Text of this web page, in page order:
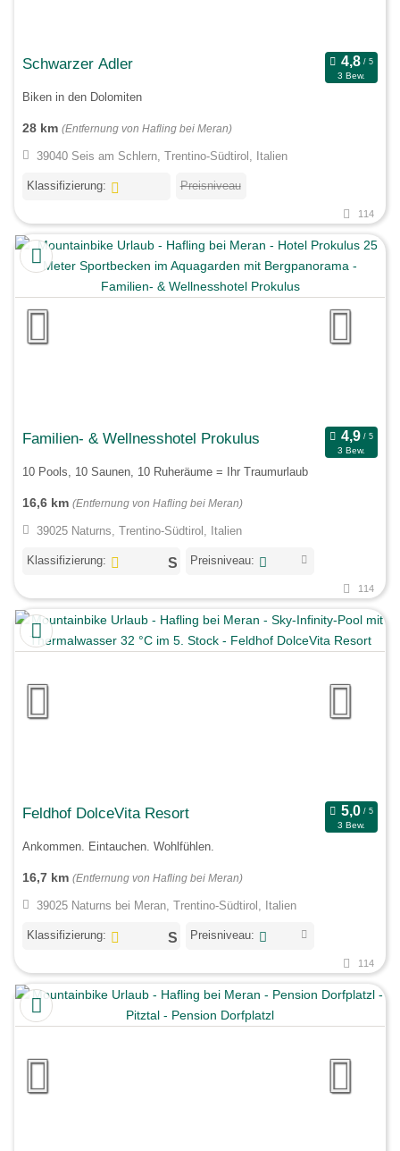
Schwarzer Adler
3 Bew.
Biken in den Dolomiten
28 km (Entfernung von Hafling bei Meran)
39040 Seis am Schlern, Trentino-Südtirol, Italien
Klassifizierung: Preisniveau
114
Familien- & Wellnesshotel Prokulus
3 Bew.
10 Pools, 10 Saunen, 10 Ruheräume = Ihr Traumurlaub
16,6 km (Entfernung von Hafling bei Meran)
39025 Naturns, Trentino-Südtirol, Italien
Klassifizierung: Preisniveau:
114
Feldhof DolceVita Resort
3 Bew.
Ankommen. Eintauchen. Wohlfühlen.
16,7 km (Entfernung von Hafling bei Meran)
39025 Naturns bei Meran, Trentino-Südtirol, Italien
Klassifizierung: Preisniveau:
114